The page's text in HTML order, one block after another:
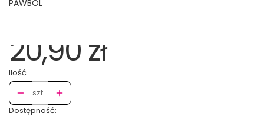
PAWBOL
20,90 zł
Ilość
szt.
Dostępność: